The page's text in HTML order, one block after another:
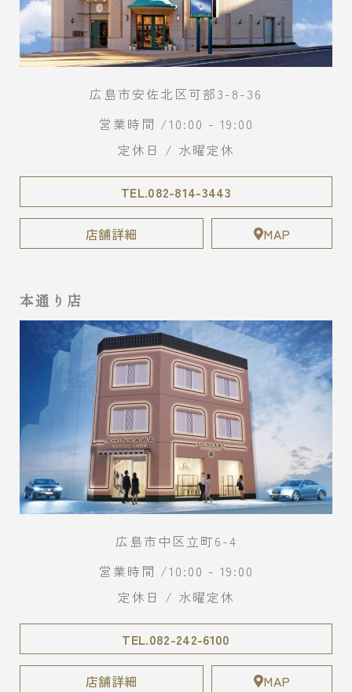
広島市安佐北区可部3-8-36
営業時間 /10:00 - 19:00
定休日 / 水曜定休
TEL.082-814-3443
店舗詳細 MAP
本通り店
広島市中区立町6-4
営業時間 /10:00 - 19:00
定休日 / 水曜定休
TEL.082-242-6100
店舗詳細 MAP